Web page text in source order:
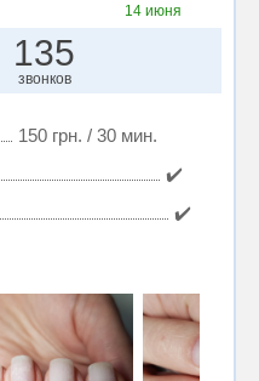
14 июня
135
звонков
150 грн. / 30 мин.
✔️
✔️